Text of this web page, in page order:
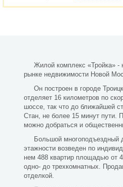
Жилой комплекс «Тройка» -
рынке недвижимости Новой
Он построен в городе
отделяет 16 километров по
шоссе, так что до ближайшей
Стан, не более 15 минут пути.
можно добраться и
Большой многоподъездный
этажности возведен по
нем 488 квартир площадью от
одно- до трехкомнатных.
отделкой.